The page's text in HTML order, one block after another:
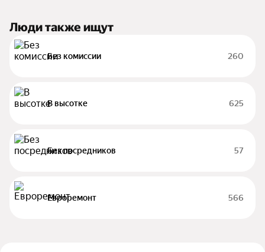
Люди также ищут
Без комиссии 260
В высотке 625
Без посредников 57
Евроремонт 566